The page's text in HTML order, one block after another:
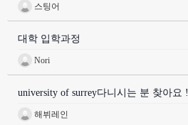
스팅어
대학 입학과정
Nori
university of surrey다니시는 분 찾아요 !
해뷔레인